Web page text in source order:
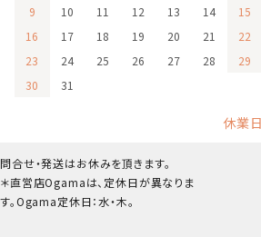
9
10 11 12 13 14
15
16
17 18 19 20 21
22
23
24 25 26 27 28
29
30
31
休業日
問合せ・発送はお休みを頂きます。
＊直営店Ogamaは、定休日が異なりま
す。Ogama定休日：水・木。